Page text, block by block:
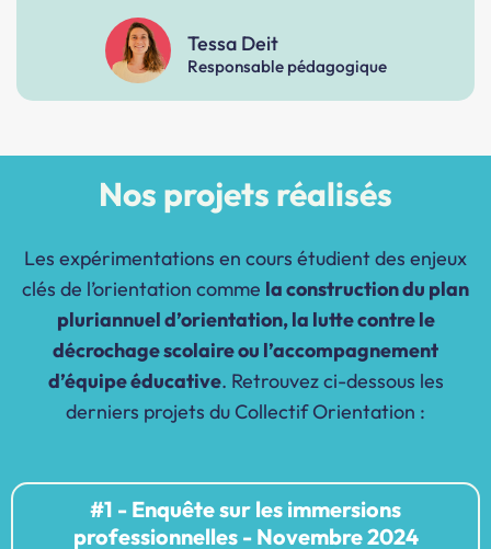
Tessa Deit
Responsable pédagogique
Nos projets réalisés
Les expérimentations en cours étudient des enjeux
clés de l’orientation comme la construction du plan
pluriannuel d’orientation, la lutte contre le
décrochage scolaire ou l’accompagnement
d’équipe éducative. Retrouvez ci-dessous les
derniers projets du Collectif Orientation :
#1 - Enquête sur les immersions
professionnelles - Novembre 2024